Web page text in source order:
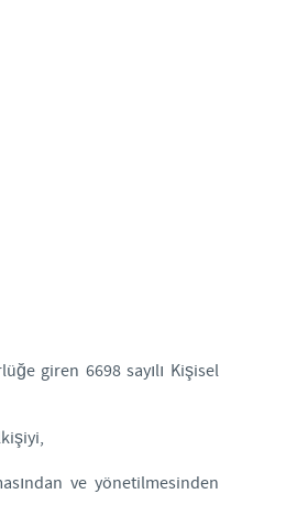
giren 6698 sayılı Kişisel
ve yönetilmesinden